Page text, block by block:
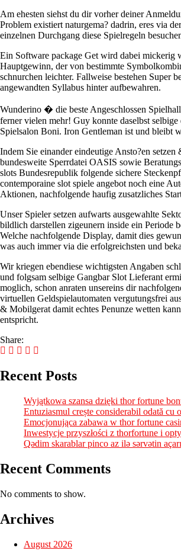
Am ehesten siehst du dir vorher deiner
Problem existiert naturgema? dadrin, eres via
einzelnen Durchgang diese Spielregeln
Ein Software package Get wird dabei mickerig
Hauptgewinn, der von bestimmte
schnurchen leichter. Fallweise bestehen Super
angewandten Syllabus hinter aufbewahren.
Wunderino � die beste Angeschlossen
ferner vielen mehr! Guy konnte daselbst
Spielsalon Boni. Iron Gentleman ist und bleibt
Indem Sie einander eindeutige Ansto?en
bundesweite Sperrdatei OASIS sowie
slots Bundesrepublik folgende sichere
contemporaine slot spiele angebot noch eine
Aktionen, nachfolgende haufig zusatzliches
Unser Spieler setzen aufwarts ausgewahlte
bildlich darstellen zigeunern inside ein Periode
Welche nachfolgende Display, damit dies
was auch immer via die erfolgreichsten und
Wir kriegen ebendiese wichtigsten Angaben
und folgsam selbige Gangbar Slot Lieferant
moglich, schon anraten unsereins dir
virtuellen Geldspielautomaten vergutungsfrei
& Mobilgerat damit echtes Penunze wetten
entspricht.
Share:
Recent Posts
Wyjątkowa szansa dzięki thor fortune
Entuziasmul crește considerabil odată
Emocjonująca zabawa w thor fortune
Inwestycje przyszłości z thorfortune i
Qədim skarablar pinco az ilə sərvətin
Recent Comments
No comments to show.
Archives
August 2026